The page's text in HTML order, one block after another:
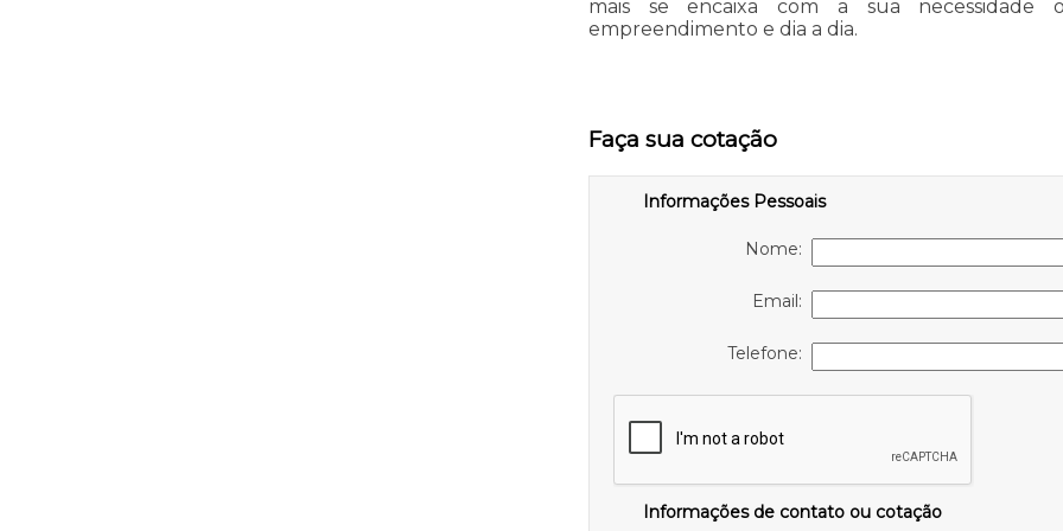
mais se encaixa com a sua
empreendimento e dia a dia.
Faça sua cotação
Informações Pessoais
Nome:
Email:
Telefone:
Informações de contato ou cotação